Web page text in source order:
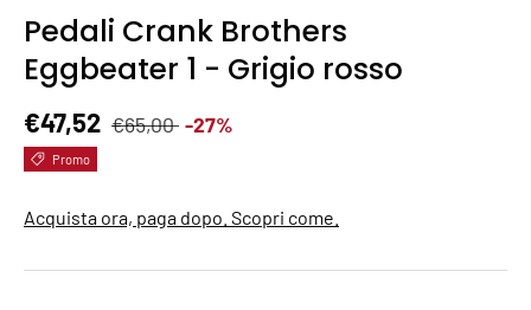
Pedali Crank Brothers
Eggbeater 1 - Grigio rosso
Prezzo di vendita
€47,52 Prezzo normale
€65,00 -27%
Promo
Acquista ora, paga dopo. Scopri come.